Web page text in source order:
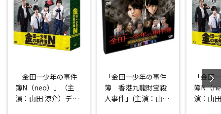
「金田一少年の事件
簿N（neo）」（主
演：山田 涼介）ディ
「金田一少年の事件
簿 香港九龍財宝殺
人事件」(主演：山田
「金田
簿N（
演：山